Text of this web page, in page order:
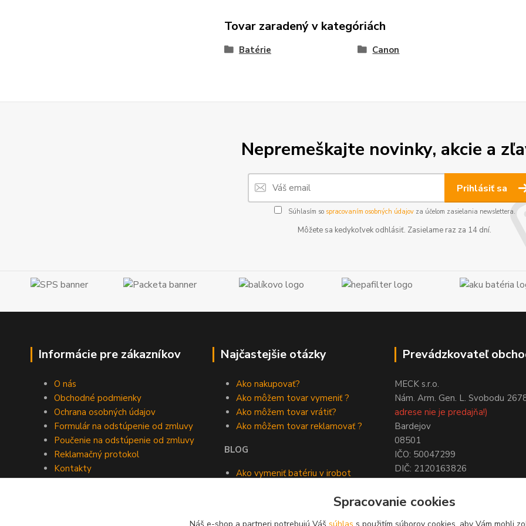
Tovar zaradený v kategóriách
Batérie Canon
Nepremeškajte novinky, akcie a
Prihlásiť sa
Súhlasím so spracovaním osobných údajovza účelom zasielania newslettera.
Môžete sa kedykoľvek odhlásiť. Zasielame raz za 14 dní.
Informácie pre zákazníkov
O nás
Obchodné podmienky
Ochrana osobných údajov
Formulár na odstúpenie od zmluvy
Poučenie na odstúpenie od zmluvy
Reklamačný protokol
Kontakty
Najčastejšie otázky
Ako nakupovať?
Ako môžem tovar vymeniť ?
Ako môžem tovar vrátiť?
Ako môžem tovar reklamovať ?
BLOG
Ako vymeniť batériu v irobot
Kedy vymeniť batériu roomba
Prevádzkovateľ
MECK s.r.o.
Nám. Arm. Gen. L. Svobodu
adrese nie je predajňa!)
Bardejov
08501
IČO: 50047299
DIČ: 2120163826
Spracovanie cookies